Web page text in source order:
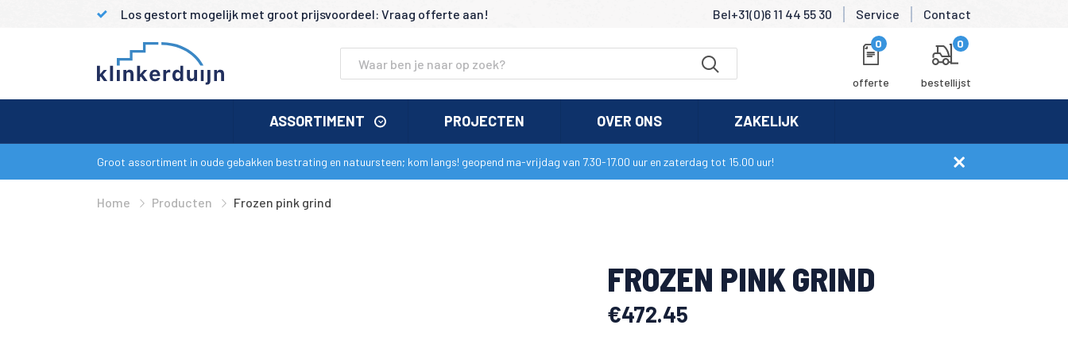
Los gestort mogelijk met groot prijsvoordeel: Vraag offerte aan! Bel+31(0)6 11 44 55 30 Service Contact
0
offerte
0
bestellijst
ASSORTIMENT PROJECTEN OVER ONS ZAKELIJK
Groot assortiment in oude gebakken bestrating en natuursteen; kom langs! geopend ma-vrijdag van 7.30-17.00 uur en zaterdag tot 15.00 uur!
Home Producten Frozen pink grind
FROZEN PINK GRIND
€472.45